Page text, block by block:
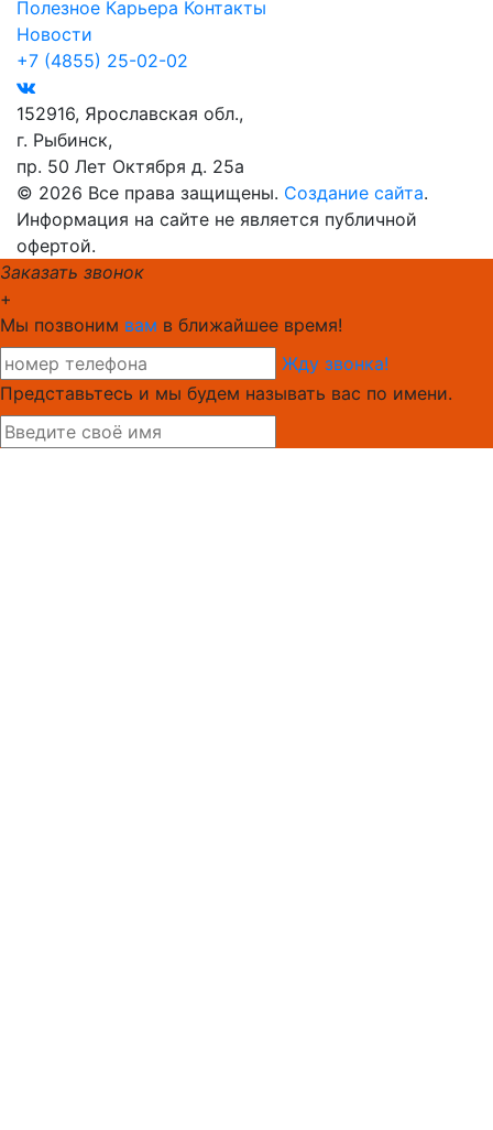
Полезное Карьера Контакты
Новости
+7 (4855) 25-02-02
152916, Ярославская обл.,
г. Рыбинск,
пр. 50 Лет Октября д. 25а
© 2026 Все права защищены. Создание сайта.
Информация на сайте не является публичной
офертой.
Заказать звонок
+
Мы позвоним вам в ближайшее время!
Жду звонка!
Представьтесь и мы будем называть вас по имени.